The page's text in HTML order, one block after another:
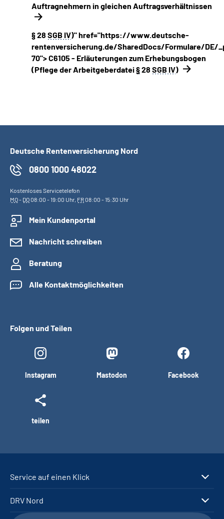
Auftragnehmern in gleichen Auftragsverhältnissen
§ 28 SGB IV)" href="https://www.deutsche-
rentenversicherung.de/SharedDocs/Formulare/DE/
70"> C6105 - Erläuterungen zum Erhebungsbogen
(Pflege der Arbeitgeberdatei§28 SGB IV)
Deutsche Rentenversicherung Nord
0800 1000 48022
Kostenloses Servicetelefon
MO- DO08:00 - 19:00 Uhr, FR08:00 - 15:30 Uhr
Mein Kundenportal
Nachricht schreiben
Beratung
Alle Kontaktmöglichkeiten
Folgen und Teilen
Instagram Mastodon Facebook
teilen
Service auf einen Klick
DRV Nord